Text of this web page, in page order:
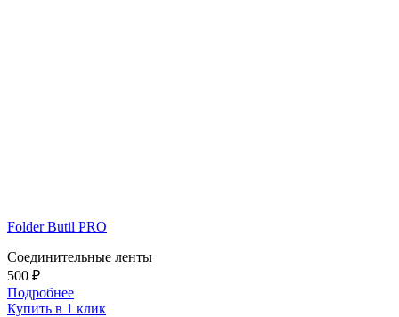
Folder Butil PRO
Соединительные ленты
500 ₽
Подробнее
Купить в 1 клик